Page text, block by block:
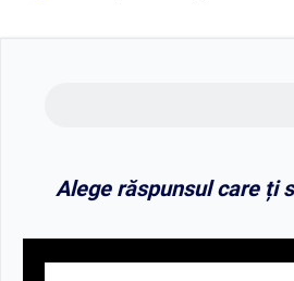
Alege răspunsul care ți